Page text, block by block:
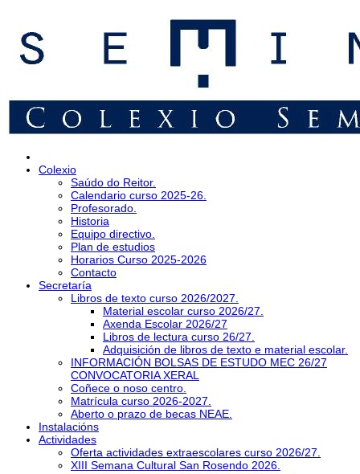
Colexio
Saúdo do Reitor.
Calendario curso 2025-26.
Profesorado.
Historia
Equipo directivo.
Plan de estudios
Horarios Curso 2025-2026
Contacto
Secretaría
Libros de texto curso 2026/2027.
Material escolar curso 2026/27.
Axenda Escolar 2026/27
Libros de lectura curso 26/27.
Adquisición de libros de texto e material escolar.
INFORMACIÓN BOLSAS DE ESTUDO MEC 26/27
CONVOCATORIA XERAL
Coñece o noso centro.
Matrícula curso 2026-2027.
Aberto o prazo de becas NEAE.
Instalacións
Actividades
Oferta actividades extraescolares curso 2026/27.
XIII Semana Cultural San Rosendo 2026.